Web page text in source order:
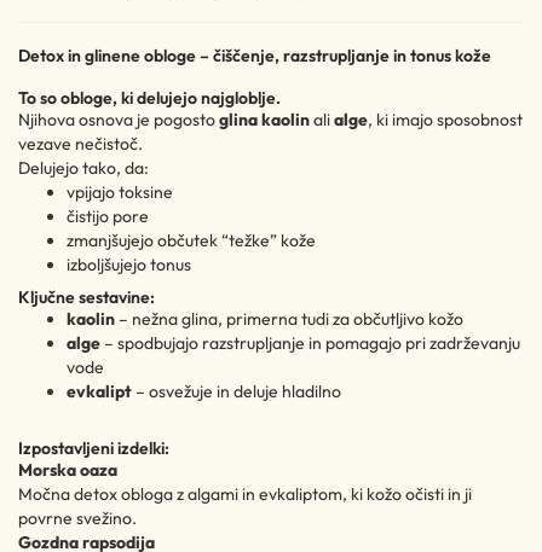
Detox in glinene obloge – čiščenje, razstrupljanje in tonus kože
To so obloge, ki delujejo najgloblje.
Njihova osnova je pogostoglina kaolinalialge, ki imajo sposobnost
vezave nečistoč.
Delujejo tako, da:
vpijajo toksine
čistijo pore
zmanjšujejo občutek “težke” kože
izboljšujejo tonus
Ključne sestavine:
kaolin – nežna glina, primerna tudi za občutljivo kožo
alge – spodbujajo razstrupljanje in pomagajo pri zadrževanju
vode
evkalipt – osvežuje in deluje hladilno
Izpostavljeni izdelki:
Morska oaza
Močna detox obloga z algami in evkaliptom, ki kožo očisti in ji
povrne svežino.
Gozdna rapsodija